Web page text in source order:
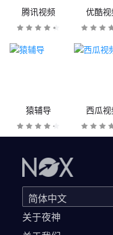
腾讯视频 优酷视
猿辅导 西瓜视
关于夜神